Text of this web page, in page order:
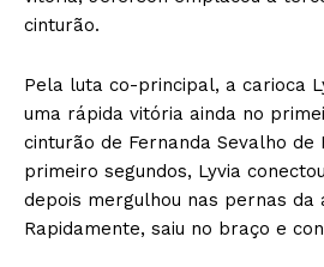
cinturão.
Pela luta co-principal, a carioca
uma rápida vitória ainda no
cinturão de Fernanda Sevalho de
primeiro segundos, Lyvia
depois mergulhou nas pernas da
Rapidamente, saiu no braço e